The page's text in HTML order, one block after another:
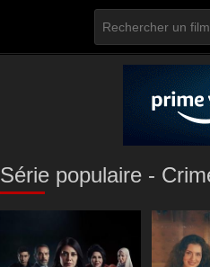
Série populaire -